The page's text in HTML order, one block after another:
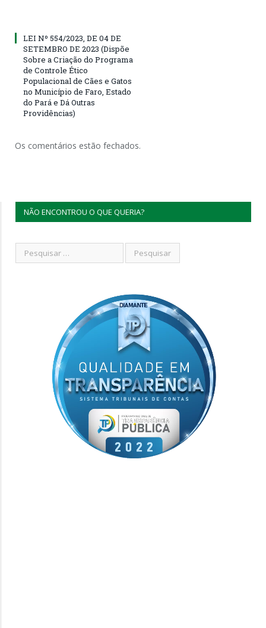
LEI Nº 554/2023, DE 04 DE
SETEMBRO DE 2023 (Dispõe
Sobre a Criação do Programa
de Controle Ético
Populacional de Cães e Gatos
no Município de Faro, Estado
do Pará e Dá Outras
Providências)
Os comentários estão fechados.
NÃO ENCONTROU O QUE QUERIA?